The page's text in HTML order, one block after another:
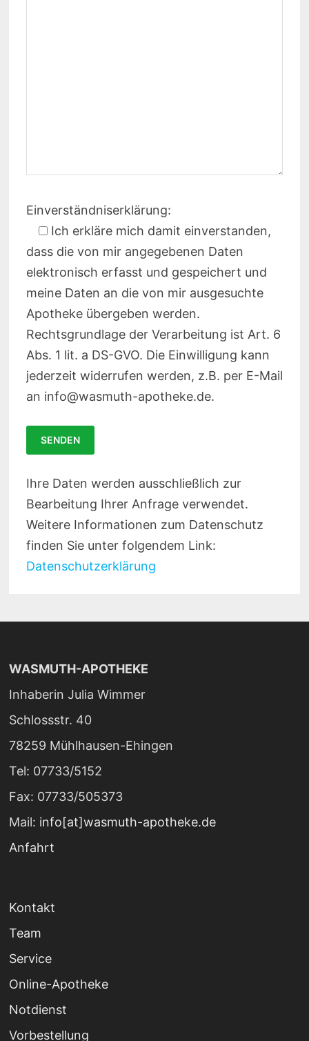
Einverständniserklärung:
Ich erkläre mich damit einverstanden,
dass die von mir angegebenen Daten
elektronisch erfasst und gespeichert und
meine Daten an die von mir ausgesuchte
Apotheke übergeben werden.
Rechtsgrundlage der Verarbeitung ist Art. 6
Abs. 1 lit. a DS-GVO. Die Einwilligung kann
jederzeit widerrufen werden, z.B. per E-Mail
an info@wasmuth-apotheke.de.
Bitte lasse dieses Feld leer.
Ihre Daten werden ausschließlich zur
Bearbeitung Ihrer Anfrage verwendet.
Weitere Informationen zum Datenschutz
finden Sie unter folgendem Link:
Datenschutzerklärung
WASMUTH-APOTHEKE
Inhaberin Julia Wimmer
Schlossstr. 40
78259 Mühlhausen-Ehingen
Tel: 07733/5152
Fax: 07733/505373
Mail: info[at]wasmuth-apotheke.de
Anfahrt
Kontakt
Team
Service
Online-Apotheke
Notdienst
Vorbestellung